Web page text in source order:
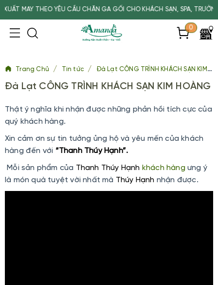
THEO YÊU CẦU CHĂN GA GỐI CHO KHÁCH SẠN, SPA, TRƯỜNG HỌC
0
Trang Chủ / Tin tức / Đà Lạt CÔNG TRÌNH KHÁCH SẠN KIM HOÀNG
Đà Lạt CÔNG TRÌNH KHÁCH SẠN KIM HOÀNG
Thật ý nghĩa khi nhận được những phản hồi tích cực của
quý khách hàng.
Xin cảm ơn sự tin tưởng ủng hộ và yêu mến của khách
hàng đến với “Thanh Thúy Hạnh”.
Mỗi sản phẩm của Thanh Thúy Hạnh khách hàngưng ý
là món quà tuyệt vời nhất mà Thúy Hạnh nhận được.